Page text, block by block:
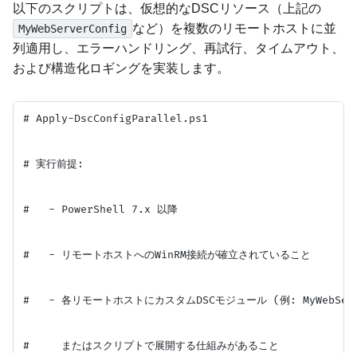
以下のスクリプトは、仮想的なDSCリソース（上記の
MyWebServerConfig など）を複数のリモートホストに並
列適用し、エラーハンドリング、再試行、タイムアウト、
および構造化ロギングを実装します。
# Apply-DscConfigParallel.ps1
# 実行前提:
#   - PowerShell 7.x 以降
#   - リモートホストへのWinRM接続が確立されていること
#   - 各リモートホストにカスタムDSCモジュール (例:
#     またはスクリプトで展開する仕組みがあること